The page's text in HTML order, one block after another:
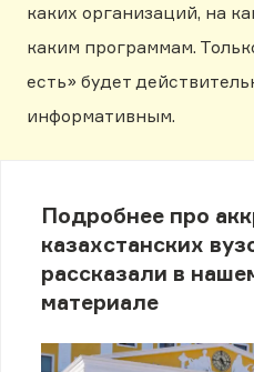
каких организаций, на
каким программам.
есть» будет
информативным.
Подробнее про
казахстанских
рассказали в
материале